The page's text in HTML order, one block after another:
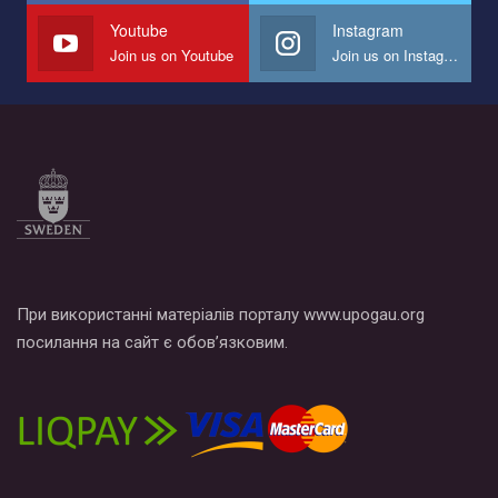
СОГИ в Украине.
Все, что вам нужно сделать - это зайти на наш канал YouTube
по этой ссылке и поставить лайк под видео.
Youtube
Join us on Youtube
Instagram
Join us on Instagram
При використанні матеріалів порталу www.upogau.org
посилання на сайт є обов’язковим.